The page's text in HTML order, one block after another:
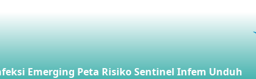
Emerging Peta RisikoSentinel Infem Unduh